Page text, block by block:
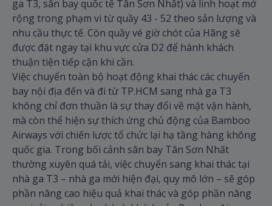
ga T3, sân bay quốc tế Tân Sơn Nhất) và linh hoạt mở
rộng trong phạm vi từ quầy 43 - 52 theo sản lượng và
nhu cầu thực tế. Còn quầy vé giờ chót của Hãng sẽ
được đặt ngay tại khu vực cửa D2 để hành khách
thuận tiện tiếp cận khi cần.
Việc chuyển toàn bộ hoạt động khai thác các chuyến
bay nội địa đến và đi từ TP.HCM sang nhà ga T3
không chỉ đơn thuần là sự thay đổi về mặt vận hành,
mà còn thể hiện sự thích ứng chủ động của Bamboo
Airways với chiến lược tổ chức lại hạ tầng hàng không
quốc gia. Trong bối cảnh sân bay Tân Sơn Nhất
thường xuyên quá tải, việc chuyển sang khai thác tại
nhà ga T3 – nhà ga mới hiện đại, quy mô lớn – sẽ góp
phần nâng cao hiệu quả khai thác và góp phần nâng